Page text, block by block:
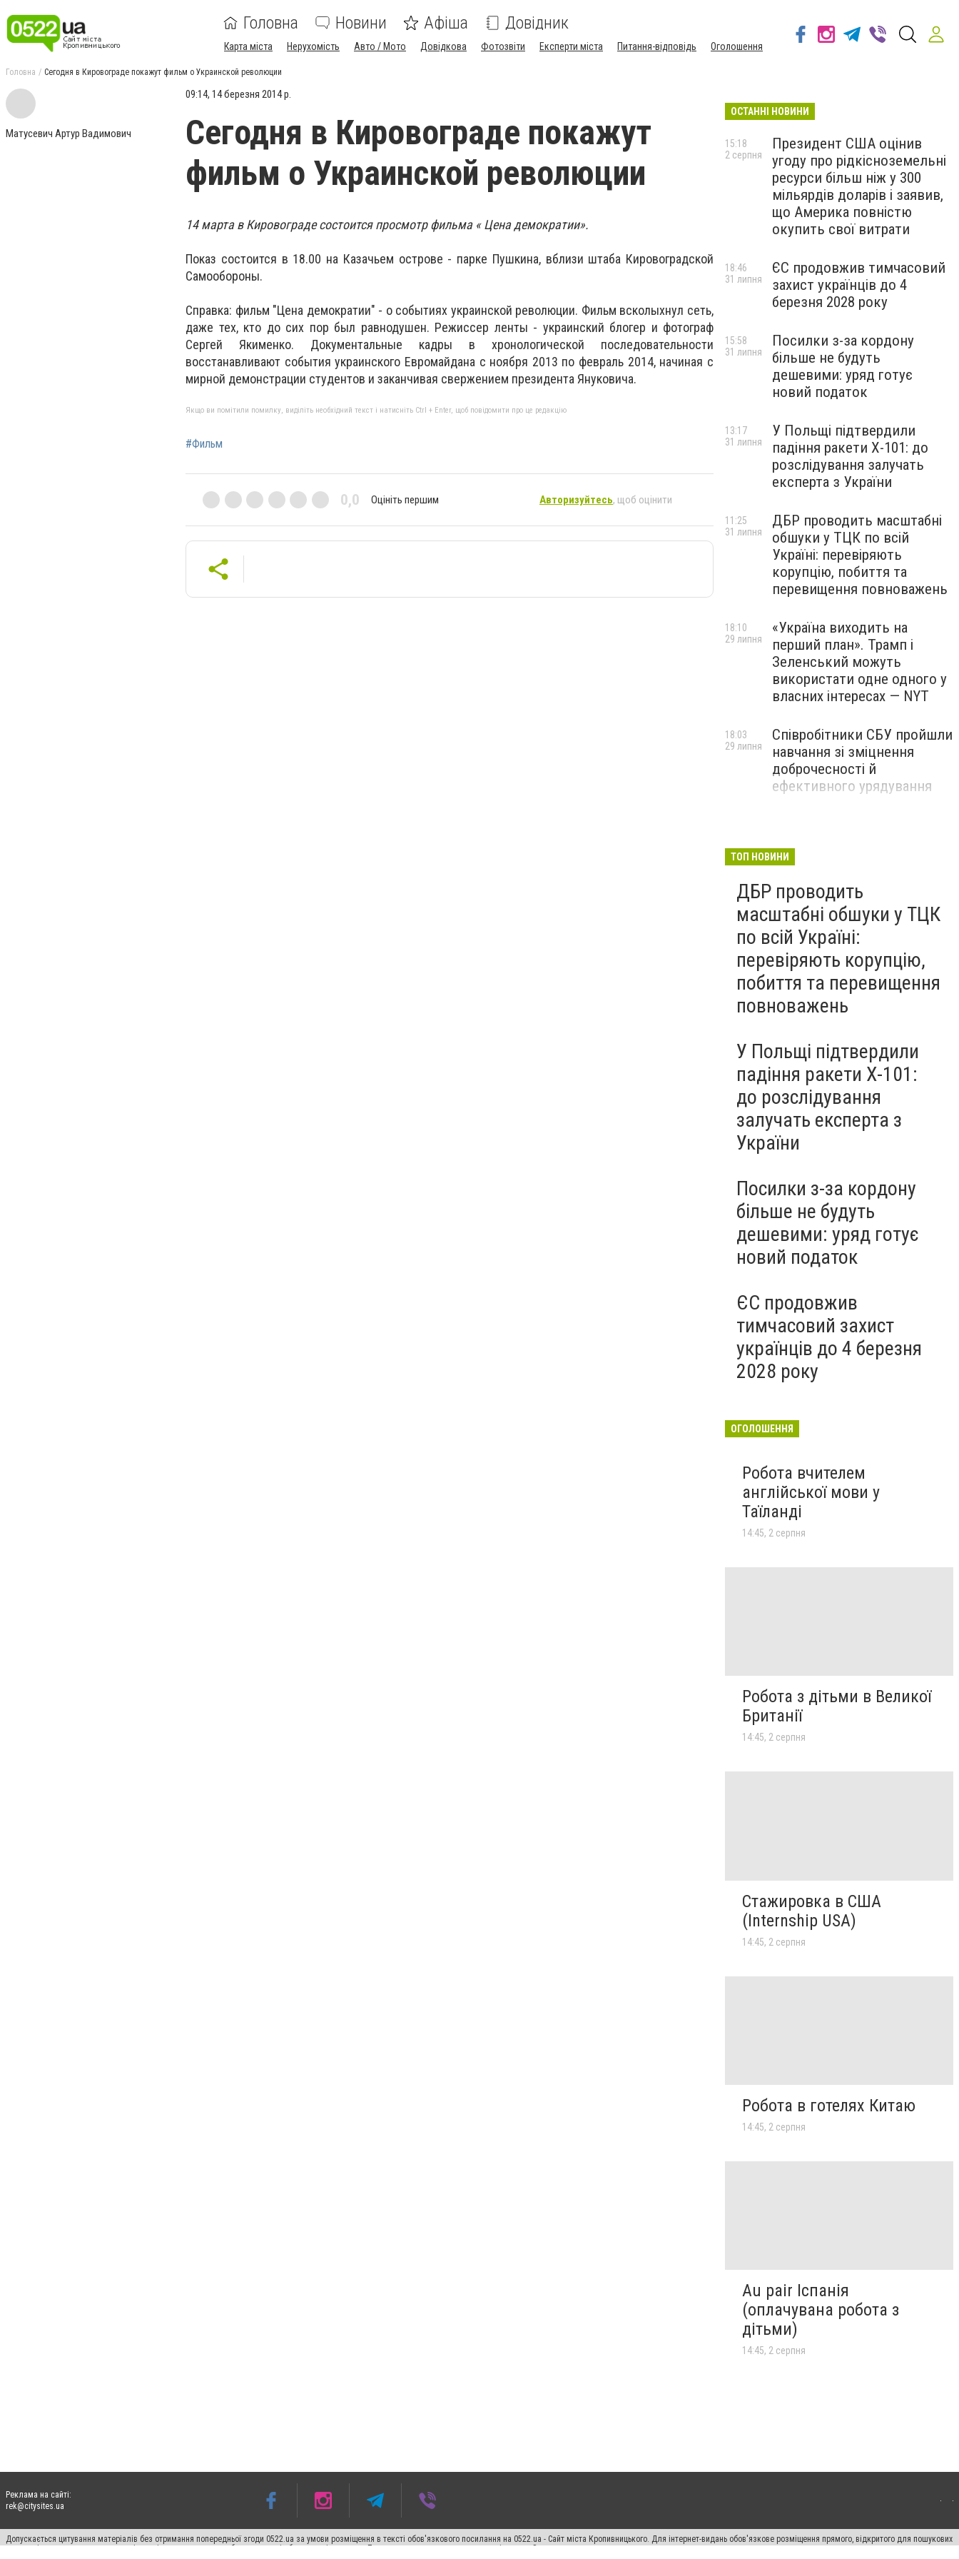
Головна Новини Афіша Довідник
Карта міста Нерухомість Авто / Мото Довідкова Фотозвіти Експерти міста Питання-відповідь Оголошення
Головна Сегодня в Кировограде покажут фильм о Украинской революции
Матусевич Артур Вадимович
09:14, 14 березня 2014 р.
Сегодня в Кировограде покажут
фильм о Украинской революции
14 марта в Кировограде состоится просмотр фильма « Цена демократии».
Показ состоится в 18.00 на Казачьем острове - парке Пушкина, вблизи штаба Кировоградской
Самообороны.
Справка: фильм "Цена демократии" - о событиях украинской революции. Фильм всколыхнул сеть,
даже тех, кто до сих пор был равнодушен. Режиссер ленты - украинский блогер и фотограф
Сергей Якименко. Документальные кадры в хронологической последовательности
восстанавливают события украинского Евромайдана с ноября 2013 по февраль 2014, начиная с
мирной демонстрации студентов и заканчивая свержением президента Януковича.
Якщо ви помітили помилку, виділіть необхідний текст і натисніть Ctrl + Enter, щоб повідомити про це редакцію
#Фильм
0,0 Оцініть першим Авторизуйтесь, щоб оцінити
ОСТАННІ НОВИНИ
Президент США оцінив
угоду про рідкісноземельні
ресурси більш ніж у 300
мільярдів доларів і заявив,
що Америка повністю
окупить свої витрати
15:18
2 серпня
ЄС продовжив тимчасовий
захист українців до 4
березня 2028 року
18:46
31 липня
Посилки з-за кордону
більше не будуть
дешевими: уряд готує
новий податок
15:58
31 липня
У Польщі підтвердили
падіння ракети Х-101: до
розслідування залучать
експерта з України
13:17
31 липня
ДБР проводить масштабні
обшуки у ТЦК по всій
Україні: перевіряють
корупцію, побиття та
перевищення повноважень
11:25
31 липня
«Україна виходить на
перший план». Трамп і
Зеленський можуть
використати одне одного у
власних інтересах — NYT
18:10
29 липня
Співробітники СБУ пройшли
навчання зі зміцнення
доброчесності й
ефективного урядування
18:03
29 липня
війська: у CENTCOM
всіх ракет
ТОП НОВИНИ
ДБР проводить
масштабні обшуки у ТЦК
по всій Україні:
перевіряють корупцію,
побиття та перевищення
повноважень
У Польщі підтвердили
падіння ракети Х-101:
до розслідування
залучать експерта з
України
Посилки з-за кордону
більше не будуть
дешевими: уряд готує
новий податок
ЄС продовжив
тимчасовий захист
українців до 4 березня
2028 року
ОГОЛОШЕННЯ
Робота вчителем
англійської мови у
Таїланді
14:45, 2 серпня
Робота з дітьми в Великої
Британії
14:45, 2 серпня
Стажировка в США
(Internship USA)
14:45, 2 серпня
Робота в готелях Китаю
14:45, 2 серпня
Au pair Іспанія
(оплачувана робота з
дітьми)
14:45, 2 серпня
Реклама на сайті:
rek@citysites.ua
Допускається цитування матеріалів без отримання попередньої згоди 0522.ua за умови розміщення в тексті обов'язкового посилання на 0522.ua - Сайт міста Кропивницького. Для інтернет-видань обов'язкове розміщення прямого, відкритого для пошукових
систем гіперпосилання на цитовані статті не нижче другого абзацу в тексті або в якості джерела. Порушення виняткових прав переслідується Законом.